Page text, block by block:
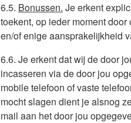
6.5. Bonussen. Je erkent
toekent, op ieder moment
en/of enige aansprakelijkheid
6.6. Je erkent dat wij de door
incasseren via de door jou
mobile telefoon of vaste
mocht slagen dient je alsnog
mail aan het door jou